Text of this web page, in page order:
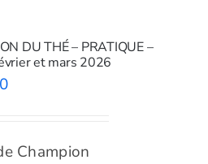
DU THÉ – PRATIQUE –
et mars 2026
Champion